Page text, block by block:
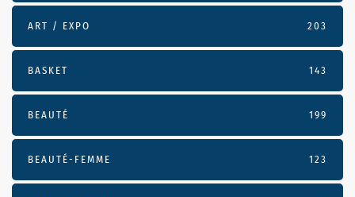
ART / EXPO 203
BASKET 143
BEAUTÉ 199
BEAUTÉ-FEMME 123